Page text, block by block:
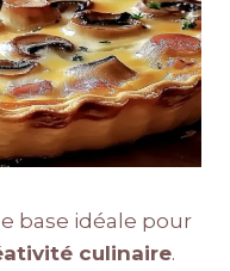
base idéale pour
culinaire.